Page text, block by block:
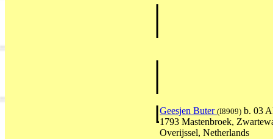
Geesjen Buter (I8909) b. 03
1793 Mastenbroek,
Overijssel, Netherlands